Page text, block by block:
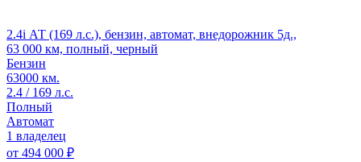
2.4i АТ (169 л.с.), бензин, автомат, внедорожник 5д.,
63 000 км, полный, черный
Бензин
63000 км.
2.4 / 169 л.с.
Полный
Автомат
1 владелец
от 494 000 ₽